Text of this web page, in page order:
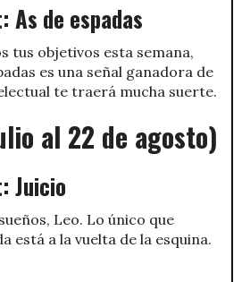
As de espadas
tus objetivos esta semana,
es una señal ganadora de
te traerá mucha suerte.
al 22 de agosto)
Juicio
Leo. Lo único que
está a la vuelta de la esquina.